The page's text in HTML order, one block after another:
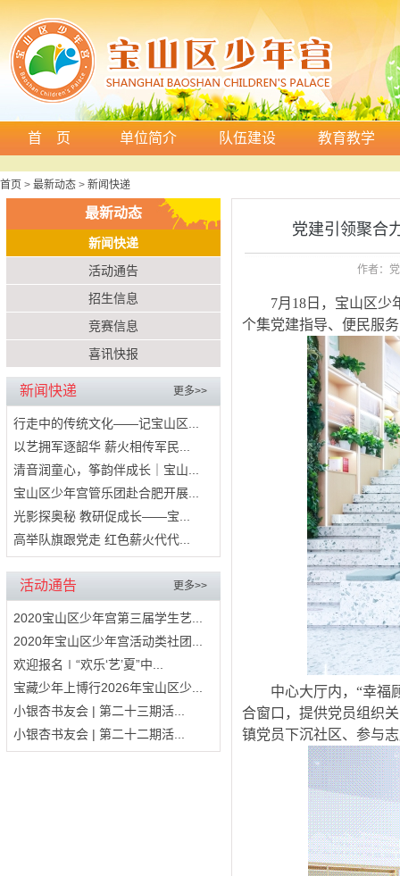
首 页 单位简介 队伍建设 教育教学
首页 > 最新动态 > 新闻快递
最新动态
新闻快递
活动通告
招生信息
竞赛信息
喜讯快报
新闻快递 更多>>
行走中的传统文化——记宝山区...
以艺拥军逐韶华 薪火相传军民...
清音润童心，筝韵伴成长｜宝山...
宝山区少年宫管乐团赴合肥开展...
光影探奥秘 教研促成长——宝...
高举队旗跟党走 红色薪火代代...
活动通告 更多>>
2020宝山区少年宫第三届学生艺...
2020年宝山区少年宫活动类社团...
欢迎报名∣“欢乐‘艺’夏”中...
宝藏少年上博行2026年宝山区少...
小银杏书友会 | 第二十三期活...
小银杏书友会 | 第二十二期活...
党建引领聚合
作者：
7月18日，宝山区少
个集党建指导、便民服
中心大厅内，“幸福
合窗口，提供党员组织
镇党员下沉社区、参与